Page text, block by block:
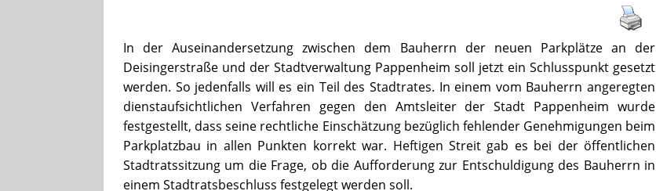
In der Auseinandersetzung zwischen dem Bauherrn der neuen Parkplätze an der
Deisingerstraße und der Stadtverwaltung Pappenheim soll jetzt ein Schlusspunkt gesetzt
werden. So jedenfalls will es ein Teil des Stadtrates. In einem vom Bauherrn angeregten
dienstaufsichtlichen Verfahren gegen den Amtsleiter der Stadt Pappenheim wurde
festgestellt, dass seine rechtliche Einschätzung bezüglich fehlender Genehmigungen beim
Parkplatzbau in allen Punkten korrekt war. Heftigen Streit gab es bei der öffentlichen
Stadtratssitzung um die Frage, ob die Aufforderung zur Entschuldigung des Bauherrn in
einem Stadtratsbeschluss festgelegt werden soll.